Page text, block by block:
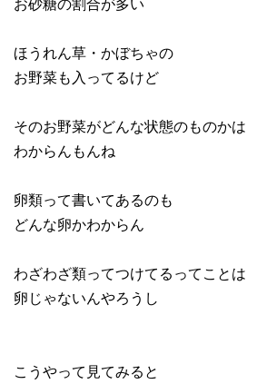
ほうれん草・かぼちゃの
お野菜も入ってるけど
そのお野菜がどんな状態のものかは
わからんもんね
卵類って書いてあるのも
どんな卵かわからん
わざわざ類ってつけてるってことは
卵じゃないんやろうし
こうやって見てみると